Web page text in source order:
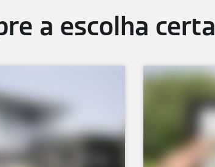
a escolha certa